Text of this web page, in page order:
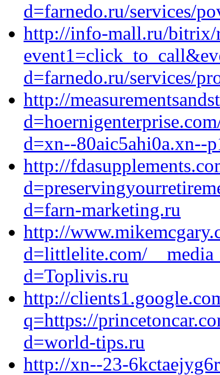
d=farnedo.ru/services/
http://info-mall.ru/bitrix/
d=farnedo.ru/services/
http://
d=xn--80aic5ahi0a.xn--
http://
d=farn-marketing.ru
http://
d=littlelite.com/
d=Toplivis.ru
http://
q=https://
d=world-tips.ru
http://xn--23-